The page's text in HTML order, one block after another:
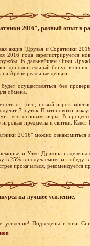
2016", разный опыт в
акция "Друзья и Соратники
2016 года зарегистрируется
В дальнейшем Очки
дополнительный бонус в синих
Арене реальные деньги.
осуществляться без
обмена.
от того, новый игрок
7 суток Платинового
его основам игры. В
игровые предметы и свитки.
2016" можно ознакомиться
и Утес Дракона
в 25% в получаемом за победу
прокачаться, рекомендуется
на лучшее усиление.
усиление! Подведены итоги.